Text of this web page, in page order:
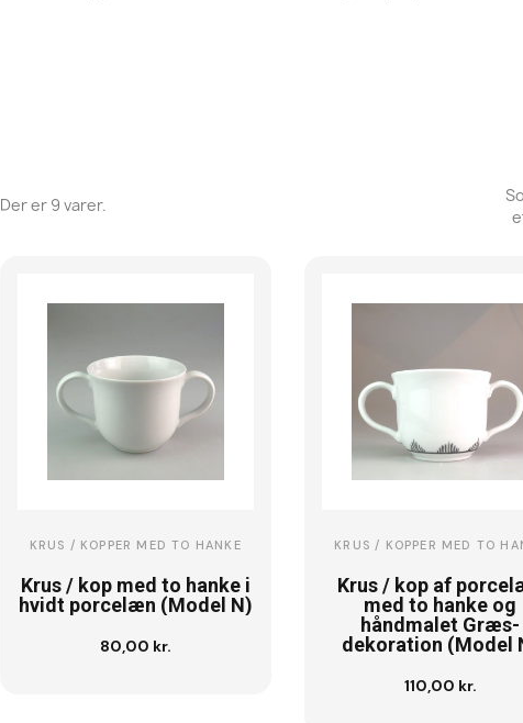
Der er 9 varer.
KRUS / KOPPER MED TO HANKE
Krus / kop med to hanke i
hvidt porcelæn (Model N)
80,00 kr.
Læg i kurv
KRUS / KOPPER MED TO
Krus / kop af
med to hanke og
håndmalet Græs-
dekoration (Model
110,00 kr.
Se vare